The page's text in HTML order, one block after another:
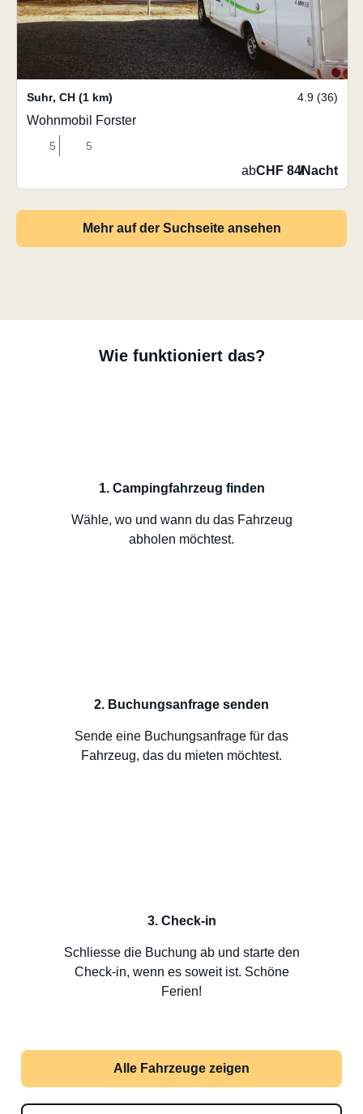
Suhr, CH (1 km) 4.9 (36)
Wohnmobil Forster
5 5
abCHF 84/Nacht
Mehr auf der Suchseite ansehen
Wie funktioniert das?
1. Campingfahrzeug finden
Wähle, wo und wann du das Fahrzeug
abholen möchtest.
2. Buchungsanfrage senden
Sende eine Buchungsanfrage für das
Fahrzeug, das du mieten möchtest.
3. Check-in
Schliesse die Buchung ab und starte den
Check-in, wenn es soweit ist. Schöne
Ferien!
Alle Fahrzeuge zeigen